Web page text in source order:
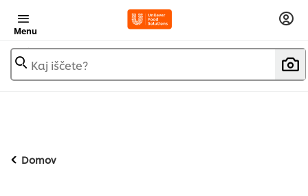
Menu
Kaj iščete?
Domov